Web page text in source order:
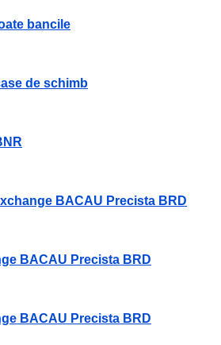
bancile
de schimb
BACAU Precista BRD
BACAU Precista BRD
BACAU Precista BRD